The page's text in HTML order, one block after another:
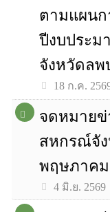
ตามแผนก
ปีงบประม
จังหวัดลพ
18 ก.ค.
จดหมายข่
สหกรณ์จัง
พฤษภาคม
4 มิ.ย. 2569